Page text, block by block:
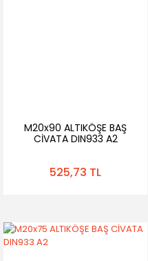
M20x90 ALTIKÖŞE BAŞ
CİVATA DIN933 A2
525,73 TL